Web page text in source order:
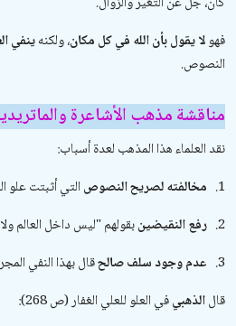
فهولا يقول بأن الله في كل مكان، ولكنهينفي
النصوص.
مناقشة مذهب الأشاعرة
نقد العلماء هذا المذهب لعدة أسباب:
1. مخالفته لصريح النصوصالتي أثبتت علو
2. رفع النقيضينبقولهم"ليس داخل العالم
3. عدم وجود سلف صالحقال بهذا النفي
قالالذهبيفيالعلو للعلي الغفار(ص 268):